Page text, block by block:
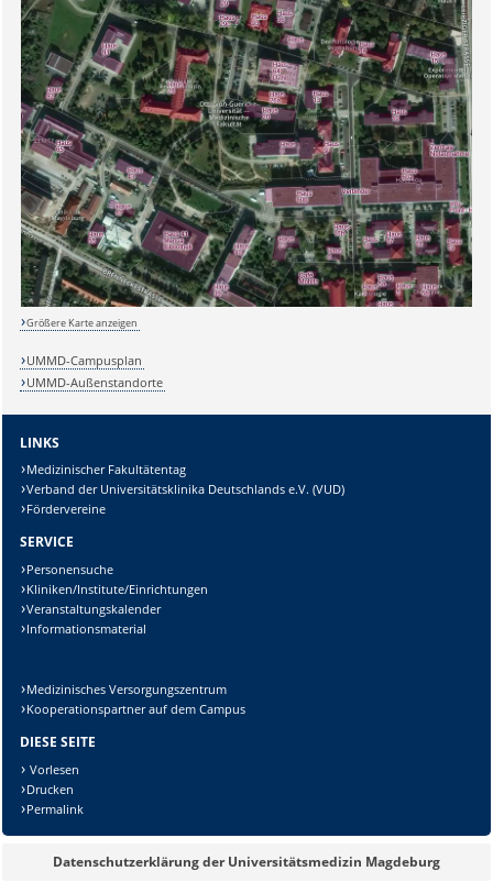
Größere Karte anzeigen
UMMD-Campusplan
UMMD-Außenstandorte
LINKS
Medizinischer Fakultätentag
Verband der Universitätsklinika Deutschlands e.V. (VUD)
Fördervereine
SERVICE
Personensuche
Kliniken/Institute/Einrichtungen
Veranstaltungskalender
Informationsmaterial
Medizinisches Versorgungszentrum
Kooperationspartner auf dem Campus
DIESE SEITE
Vorlesen
Drucken
Permalink
Datenschutzerklärung der Universitätsmedizin Magdeburg